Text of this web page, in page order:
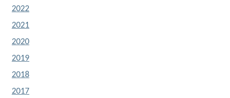
2022
2021
2020
2019
2018
2017